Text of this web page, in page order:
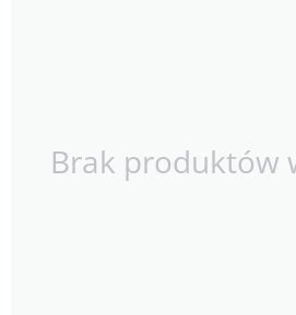
Brak produktów